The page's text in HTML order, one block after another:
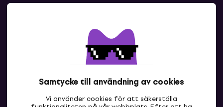
Samtycke till användning av cookies
Vi använder cookies för att säkerställa
Kontakta oss